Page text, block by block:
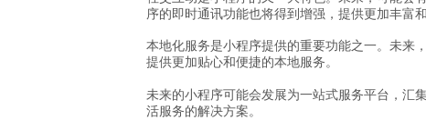
序的即时通讯功能也将得到增强，提供更加丰富
本地化服务是小程序提供的重要功能之一。未来
提供更加贴心和便捷的本地服务。
未来的小程序可能会发展为一站式服务平台，汇
活服务的解决方案。